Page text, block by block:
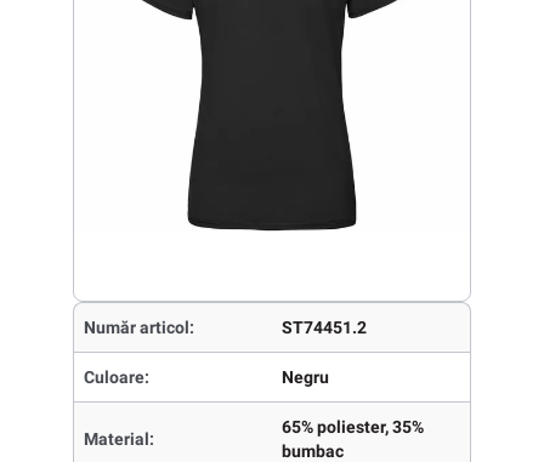
Număr articol: ST74451.2
Culoare: Negru
Material:
65% poliester, 35%
bumbac